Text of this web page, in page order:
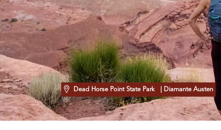
Dead Horse Point State Park | Diamante Austen